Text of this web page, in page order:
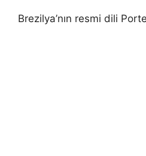
Brezilya’nın resmi dili